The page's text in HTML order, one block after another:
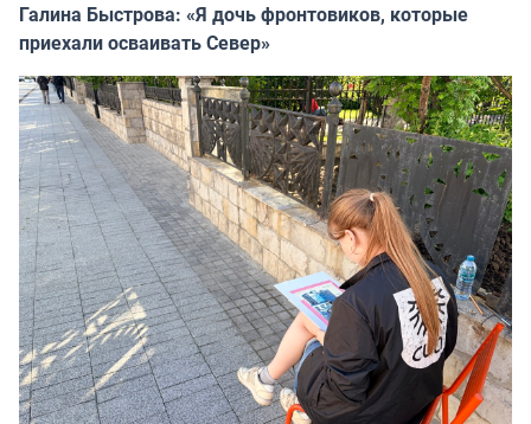
Галина Быстрова: «Я дочь фронтовиков, которые
приехали осваивать Север»